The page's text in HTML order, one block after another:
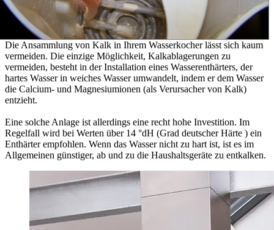
Die Ansammlung von Kalk in Ihrem Wasserkocher lässt sich kaum
vermeiden. Die einzige Möglichkeit, Kalkablagerungen zu
vermeiden, besteht in der Installation eines Wasserenthärters, der
hartes Wasser in weiches Wasser umwandelt, indem er dem Wasser
die Calcium- und Magnesiumionen (als Verursacher von Kalk)
entzieht.
Eine solche Anlage ist allerdings eine recht hohe Investition. Im
Regelfall wird bei Werten über 14 °dH (Grad deutscher Härte ) ein
Enthärter empfohlen. Wenn das Wasser nicht zu hart ist, ist es im
Allgemeinen günstiger, ab und zu die Haushaltsgeräte zu entkalken.